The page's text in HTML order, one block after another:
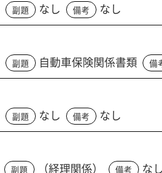
副題 なし 備考
なし
副題 自動車保険関係書類 備
副題 なし 備考
なし
副題 （経理関係） 備考 なし